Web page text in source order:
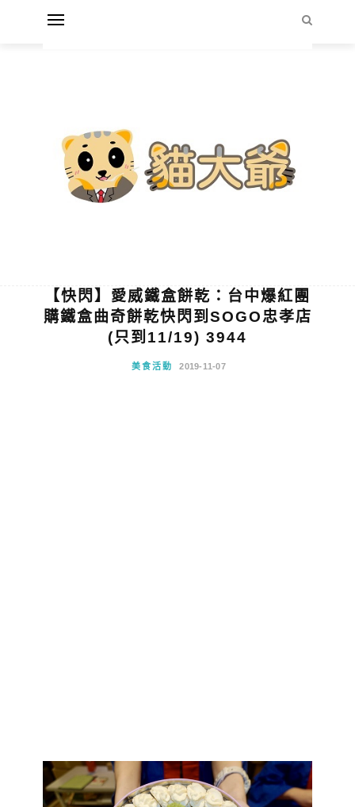
【快閃】愛威鐵盒餅乾：台中爆紅團
購鐵盒曲奇餅乾快閃到SOGO忠孝店
(只到11/19) 3944
美食活動 2019-11-07